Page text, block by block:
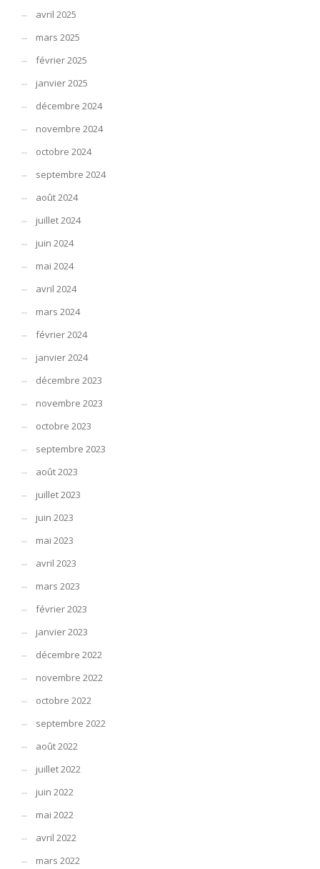
avril 2025
mars 2025
février 2025
janvier 2025
décembre 2024
novembre 2024
octobre 2024
septembre 2024
août 2024
juillet 2024
juin 2024
mai 2024
avril 2024
mars 2024
février 2024
janvier 2024
décembre 2023
novembre 2023
octobre 2023
septembre 2023
août 2023
juillet 2023
juin 2023
mai 2023
avril 2023
mars 2023
février 2023
janvier 2023
décembre 2022
novembre 2022
octobre 2022
septembre 2022
août 2022
juillet 2022
juin 2022
mai 2022
avril 2022
mars 2022